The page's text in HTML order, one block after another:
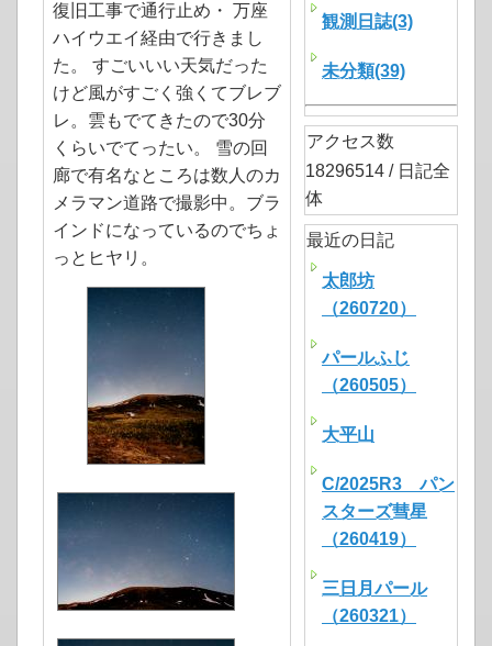
復旧工事で通行止め・ 万座
ハイウエイ経由で行きまし
た。 すごいいい天気だった
けど風がすごく強くてブレブ
レ。雲もでてきたので30分
くらいでてったい。 雪の回
廊で有名なところは数人のカ
メラマン道路で撮影中。ブラ
インドになっているのでちょ
っとヒヤリ。
観測日誌(3)
未分類(39)
アクセス数
18296514 / 日記全
体
最近の日記
太郎坊
（260720）
パールふじ
（260505）
大平山
C/2025R3 パン
スターズ彗星
（260419）
三日月パール
（260321）